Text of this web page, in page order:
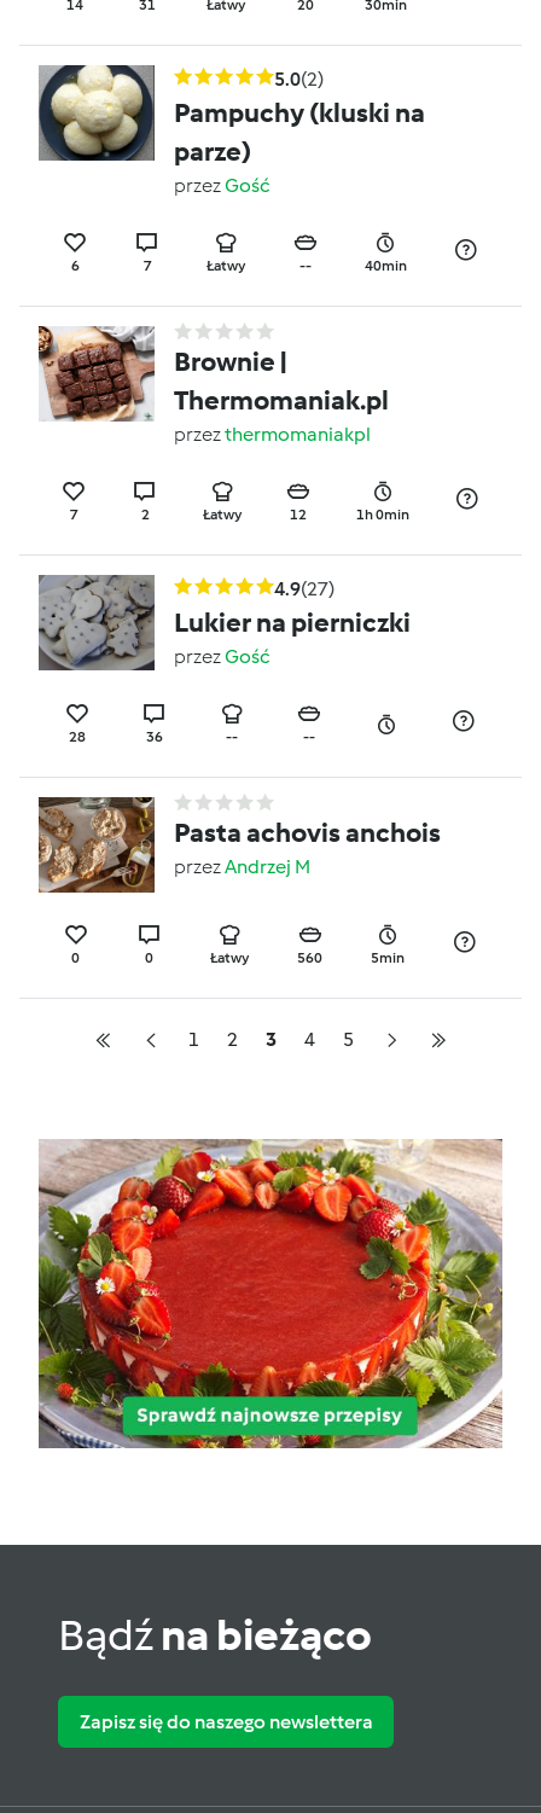
14 31 Łatwy 20 30min
5.0(2)
Pampuchy (kluski na
parze)
przezGość
6 7 Łatwy -- 40min
Brownie |
Thermomaniak.pl
przezthermomaniakpl
7 2 Łatwy 12 1h 0min
4.9(27)
Lukier na pierniczki
przezGość
28 36 -- --
Pasta achovis anchois
przezAndrzej M
0 0 Łatwy 560 5min
1 2 3 4 5
Bądźna bieżąco
Zapisz się do naszego newslettera